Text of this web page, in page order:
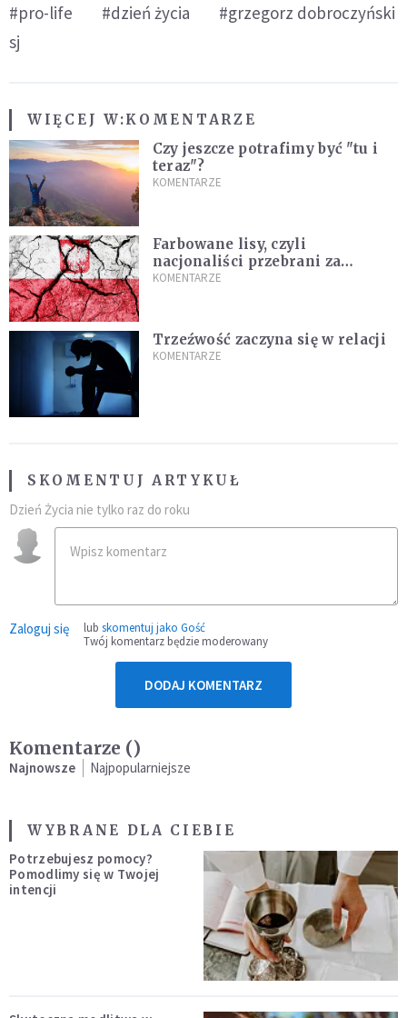
#pro-life #dzień życia
#grzegorz dobroczyński
sj
WIĘCEJ W:KOMENTARZE
Czy jeszcze potrafimy być "tu i
teraz"?
KOMENTARZE
Farbowane lisy, czyli
nacjonaliści przebrani za
chrześcijan
KOMENTARZE
Trzeźwość zaczyna się w relacji
KOMENTARZE
SKOMENTUJ ARTYKUŁ
Dzień Życia nie tylko raz do roku
Zaloguj się lub skomentuj jako Gość
Twój komentarz będzie moderowany
DODAJ KOMENTARZ
Komentarze ()
Najnowsze Najpopularniejsze
WYBRANE DLA CIEBIE
Potrzebujesz pomocy?
Pomodlimy się w Twojej
intencji